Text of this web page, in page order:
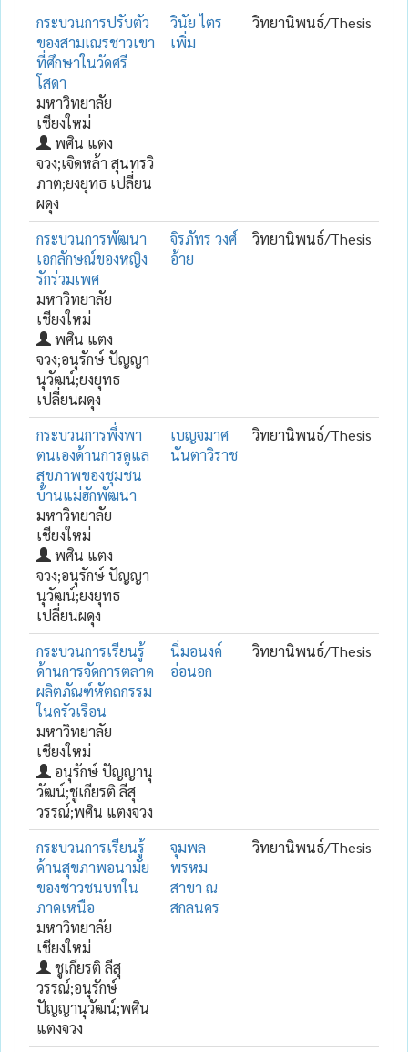
กระบวนการปรับตัว
ของสามเณรชาวเขา
ที่ศึกษาในวัดศรี
โสดา
มหาวิทยาลัย
เชียงใหม่
พศิน แตง
จวง;เจิดหล้า สุนทรวิ
ภาต;ยงยุทธ เปลี่ยน
ผดุง
วินัย ไตร
เพิ่ม
วิทยานิพนธ์/Thesis
กระบวนการพัฒนา
เอกลักษณ์ของหญิง
รักร่วมเพศ
มหาวิทยาลัย
เชียงใหม่
พศิน แตง
จวง;อนุรักษ์ ปัญญา
นุวัฒน์;ยงยุทธ
เปลี่ยนผดุง
จิรภัทร วงศ์
อ้าย
วิทยานิพนธ์/Thesis
กระบวนการพึ่งพา
ตนเองด้านการดูแล
สุขภาพของชุมชน
บ้านแม่ฮักพัฒนา
มหาวิทยาลัย
เชียงใหม่
พศิน แตง
จวง;อนุรักษ์ ปัญญา
นุวัฒน์;ยงยุทธ
เปลี่ยนผดุง
เบญจมาศ
นันตาวิราช
วิทยานิพนธ์/Thesis
กระบวนการเรียนรู้
ด้านการจัดการตลาด
ผลิตภัณฑ์หัตถกรรม
ในครัวเรือน
มหาวิทยาลัย
เชียงใหม่
อนุรักษ์ ปัญญานุ
วัฒน์;ชูเกียรติ ลีสุ
วรรณ์;พศิน แตงจวง
นิ่มอนงค์
อ่อนอก
วิทยานิพนธ์/Thesis
กระบวนการเรียนรู้
ด้านสุขภาพอนามัย
ของชาวชนบทใน
ภาคเหนือ
มหาวิทยาลัย
เชียงใหม่
ชูเกียรติ ลีสุ
วรรณ์;อนุรักษ์
ปัญญานุวัฒน์;พศิน
แตงจวง
จุมพล
พรหม
สาขา ณ
สกลนคร
วิทยานิพนธ์/Thesis